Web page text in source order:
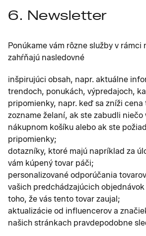
6. Newsletter
Ponúkame vám rôzne služby v
zahŕňajú nasledovné
inšpirujúci obsah, napr. aktuálne
trendoch, ponukách, výpredajoch,
pripomienky, napr. keď sa zníži cena
zozname želaní, ak ste zabudli niečo
nákupnom košíku alebo ak ste
pripomienky;
dotazníky, ktoré majú napríklad za
vám kúpený tovar páči;
personalizované odporúčania
vašich predchádzajúcich
toho, že vás tento tovar zaujal;
aktualizácie od influencerov a
našich stránkach pravdepodobne